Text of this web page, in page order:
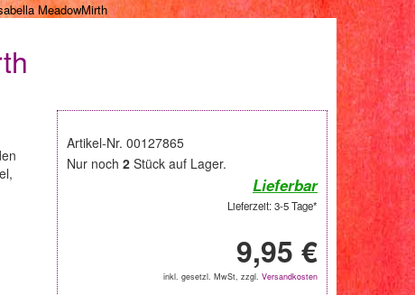
MeadowMirth
Artikel-Nr. 00127865
Nur noch 2 Stück auf Lager.
Lieferbar
Lieferzeit: 3-5 Tage*
9,95 €
inkl. gesetzl. MwSt, zzgl. Versandkosten